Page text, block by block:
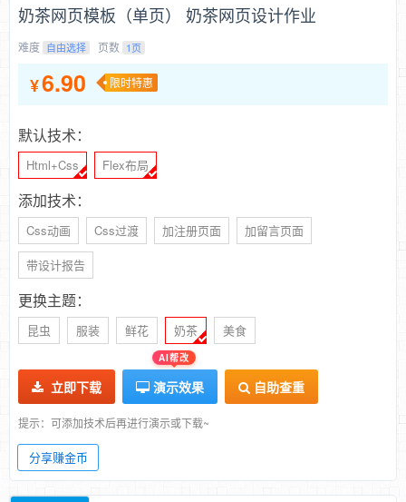
奶茶网页模板（单页） 奶茶网页设计作业
难度 自由选择 页数 1页
¥6.90 限时特惠
默认技术：
Html+Css Flex布局
添加技术：
Css动画 Css过渡 加注册页面
加留言页面
带设计报告
更换主题：
昆虫 服装 鲜花 奶茶 美食
立即下载
AI帮改
演示效果 自助查重
提示：可添加技术后再进行演示或下载~
分享赚金币